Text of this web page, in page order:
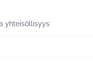
Koko Tuusula
mukaan:
yhteisöllisyys